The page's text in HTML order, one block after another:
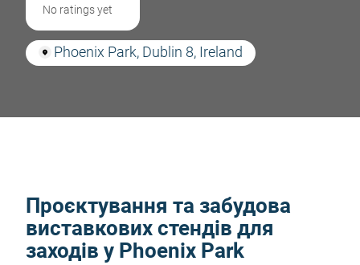
No ratings yet
Phoenix Park, Dublin 8, Ireland
Проєктування та забудова
виставкових стендів для
заходів у Phoenix Park